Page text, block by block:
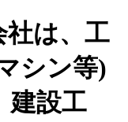
社は、工
シン等)
建設工